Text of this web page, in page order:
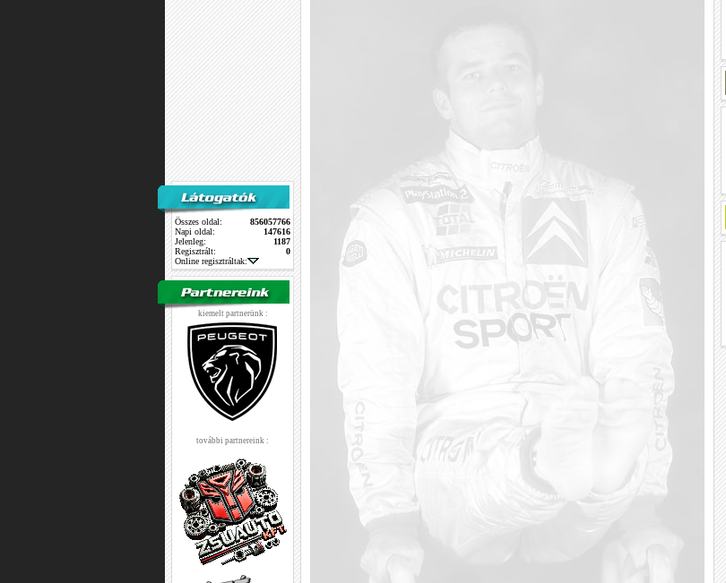
Összes oldal:
856057766
Napi oldal:
147616
Jelenleg:
1187
Regisztrált:
0
Online regisztráltak:
kiemelt partnerünk :
további partnereink :